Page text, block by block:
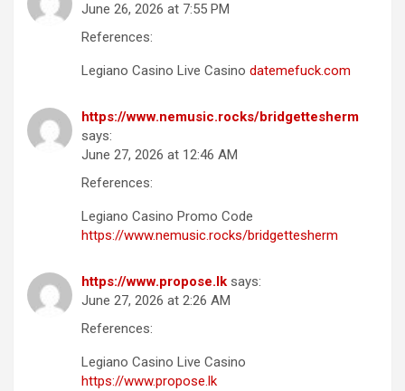
June 26, 2026 at 7:55 PM
References:
Legiano Casino Live Casino datemefuck.com
https://www.nemusic.rocks/bridgettesherm
says:
June 27, 2026 at 12:46 AM
References:
Legiano Casino Promo Code
https://www.nemusic.rocks/bridgettesherm
https://www.propose.lk says:
June 27, 2026 at 2:26 AM
References:
Legiano Casino Live Casino
https://www.propose.lk